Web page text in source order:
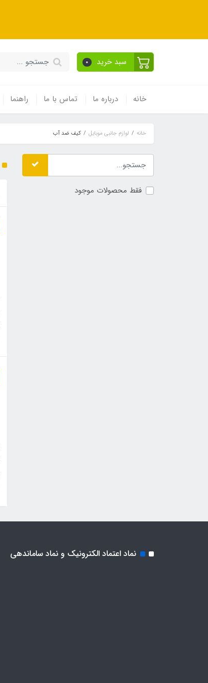
سبد خرید 0
خانه درباره ما تماس با ما راهنما
خانه لوازم جانبی موبایل کیف ضد آب
فقط محصولات موجود
نماد اعتماد الکترونیک و نماد ساماندهی